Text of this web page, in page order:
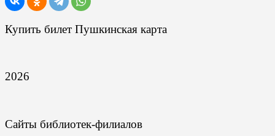
Купить билет Пушкинская карта
2026
Сайты библиотек-филиалов